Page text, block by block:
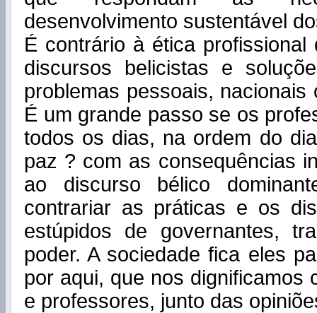
desenvolvimento sustentável
É contrário à ética profissional
discursos belicistas e
problemas pessoais, nacionais
É um grande passo se os
todos os dias, na ordem do
paz ? com as consequências
ao discurso bélico
contrariar as práticas e os
estúpidos de governantes,
poder. A sociedade fica eles
por aqui, que nos dignificamos
e professores, junto das